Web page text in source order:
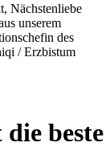
Nächstenliebe
unserem
des
/ Erzbistum
beste